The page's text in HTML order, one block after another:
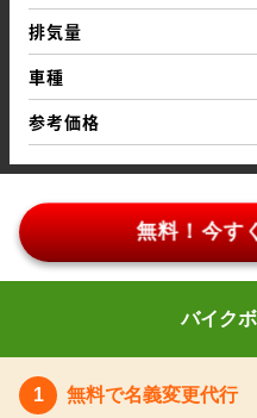
排気量
車種
参考価格
無料！今す
バイク
無料で名義変更代行